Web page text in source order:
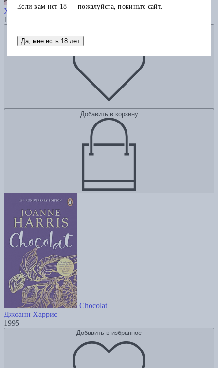
The Doors of Perception
Хаксли О.
1185
Добавить в корзину
Chocolat
Джоанн Харрис
1995
Добавить в избранное
Если вам нет 18 — пожалуйста, покиньте сайт.
Да, мне есть 18 лет